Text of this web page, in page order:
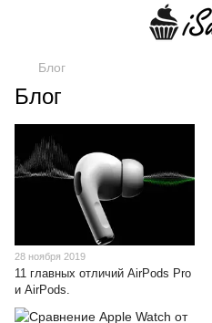
Блог
Блог
28 ноября 2019
11 главных отличий AirPods Pro
и AirPods.